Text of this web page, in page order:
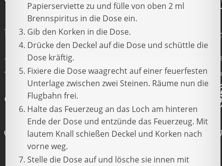
Papierserviette zu und fülle von oben 2 ml
Brennspiritus in die Dose ein.
Gib den Korken in die Dose.
Drücke den Deckel auf die Dose und schüttle die
Dose kräftig.
Fixiere die Dose waagrecht auf einer feuerfesten
Unterlage zwischen zwei Steinen. Räume nun die
Flugbahn frei.
Halte das Feuerzeug an das Loch am hinteren
Ende der Dose und entzünde das Feuerzeug. Mit
lautem Knall schießen Deckel und Korken nach
vorne weg.
Stelle die Dose auf und lösche sie innen mit